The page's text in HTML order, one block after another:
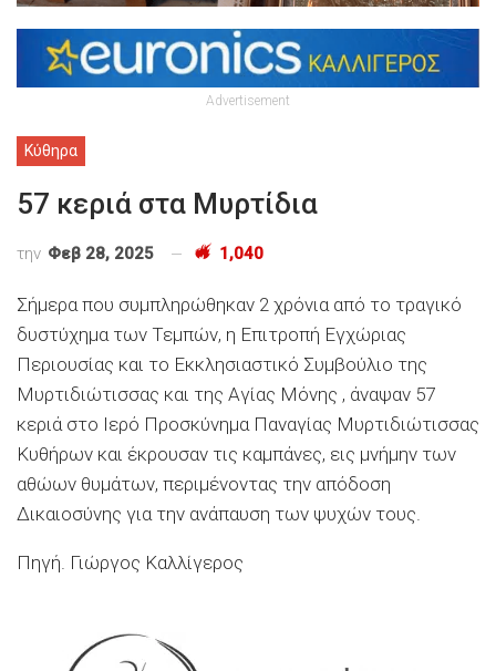
Advertisement
Κύθηρα
57 κεριά στα Μυρτίδια
την Φεβ 28, 2025 1,040
Σήμερα που συμπληρώθηκαν 2 χρόνια από το τραγικό
δυστύχημα των Τεμπών, η Επιτροπή Εγχώριας
Περιουσίας και το Εκκλησιαστικό Συμβούλιο της
Μυρτιδιώτισσας και της Αγίας Μόνης , άναψαν 57
κεριά στο Ιερό Προσκύνημα Παναγίας Μυρτιδιώτισσας
Κυθήρων και έκρουσαν τις καμπάνες, εις μνήμην των
αθώων θυμάτων, περιμένοντας την απόδοση
Δικαιοσύνης για την ανάπαυση των ψυχών τους.
Πηγή. Γιώργος Καλλίγερος